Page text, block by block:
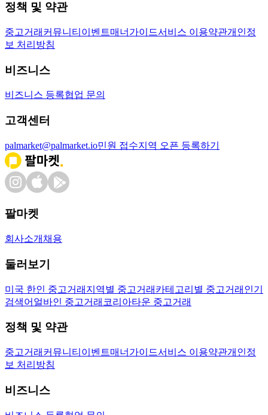
정책 및 약관
중고거래 커뮤니티 이벤트매너가이드서비스 이용약관개인정
보 처리방침
비즈니스
비즈니스 등록협업 문의
고객센터
palmarket@palmarket.io민원 접수지역 오픈 등록하기
팔마켓
회사소개 채용
둘러보기
미국 한인 중고거래 지역별 중고거래 카테고리별 중고거래 인기
검색어 얼바인 중고거래 코리아타운 중고거래
정책 및 약관
중고거래 커뮤니티 이벤트매너가이드서비스 이용약관개인정
보 처리방침
비즈니스